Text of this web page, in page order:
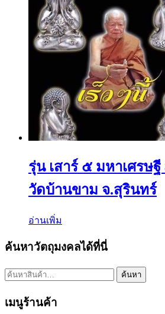
รุ่น เสาร์ ๕ มหาเศรษ
วัดบ้านขาม จ.สุรินทร์
อ่านเพิ่ม
ค้นหาวัตถุมงคลได้ที่นี่
ค้นหา: ค้นหา
เมนูร้านค้า